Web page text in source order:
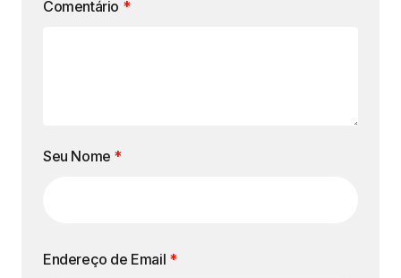
Comentário *
Seu Nome *
Endereço de Email *